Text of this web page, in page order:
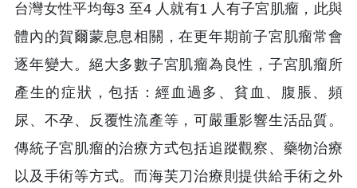
台灣女性平均每3 至4 人就有1 人有子宮肌瘤，此與
體內的賀爾蒙息息相關，在更年期前子宮肌瘤常會
逐年變大。絕大多數子宮肌瘤為良性，子宮肌瘤所
產生的症狀，包括：經血過多、貧血、腹脹、頻
尿、不孕、反覆性流產等，可嚴重影響生活品質。
傳統子宮肌瘤的治療方式包括追蹤觀察、藥物治療
以及手術等方式。而海芙刀治療則提供給手術之外